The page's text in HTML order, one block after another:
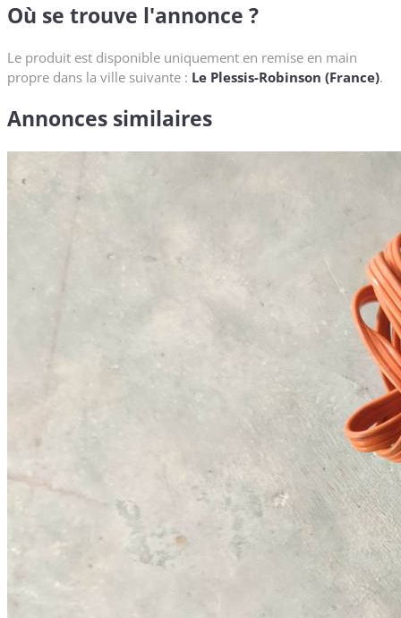
Où se trouve l'annonce ?
Le produit est disponible uniquement en remise en main
propre dans la ville suivante : Le Plessis-Robinson (France).
Annonces similaires